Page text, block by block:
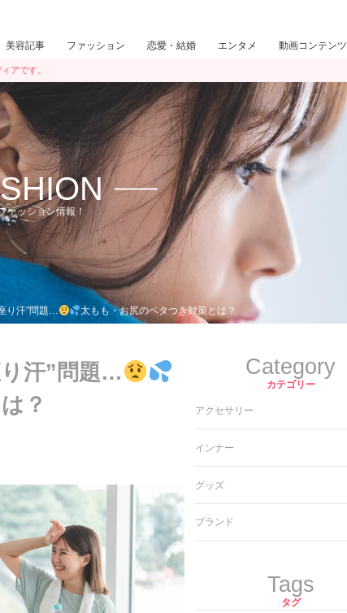
美容記事 ファッション 恋愛・結婚 エンタメ 動画コンテンツ
アです。
ァッション情報！
り汗”問題… 太もも・お尻のベタつき対策とは？
汗”問題…
？
Category
カテゴリー
アクセサリー
インナー
グッズ
ブランド
Tags
タグ